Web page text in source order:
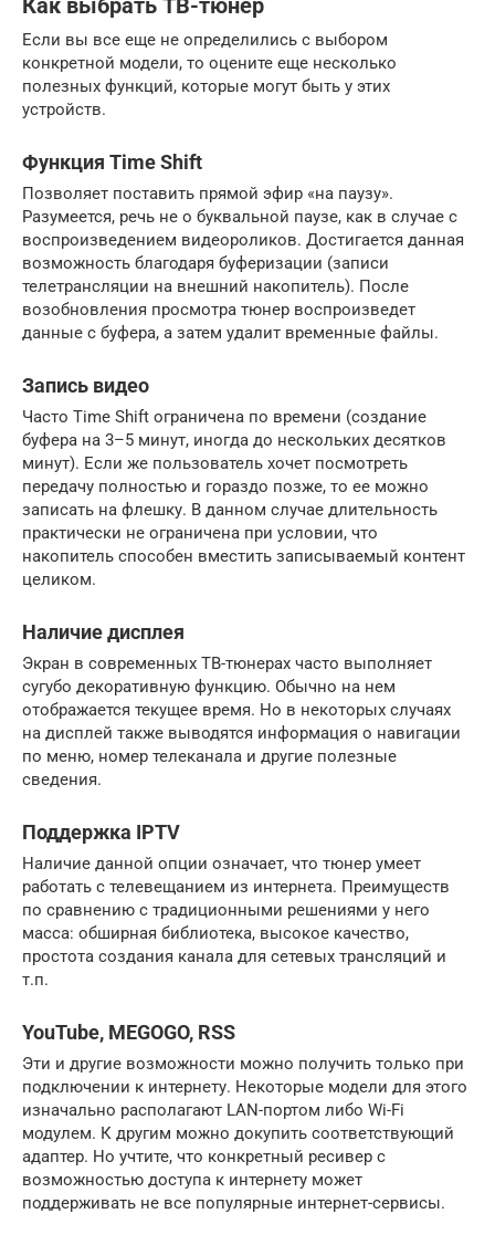
Как выбрать ТВ-тюнер
Если вы все еще не определились с выбором
конкретной модели, то оцените еще несколько
полезных функций, которые могут быть у этих
устройств.
Функция Time Shift
Позволяет поставить прямой эфир «на паузу».
Разумеется, речь не о буквальной паузе, как в случае с
воспроизведением видеороликов. Достигается данная
возможность благодаря буферизации (записи
телетрансляции на внешний накопитель). После
возобновления просмотра тюнер воспроизведет
данные с буфера, а затем удалит временные файлы.
Запись видео
Часто Time Shift ограничена по времени (создание
буфера на 3–5 минут, иногда до нескольких десятков
минут). Если же пользователь хочет посмотреть
передачу полностью и гораздо позже, то ее можно
записать на флешку. В данном случае длительность
практически не ограничена при условии, что
накопитель способен вместить записываемый контент
целиком.
Наличие дисплея
Экран в современных ТВ-тюнерах часто выполняет
сугубо декоративную функцию. Обычно на нем
отображается текущее время. Но в некоторых случаях
на дисплей также выводятся информация о навигации
по меню, номер телеканала и другие полезные
сведения.
Поддержка IPTV
Наличие данной опции означает, что тюнер умеет
работать с телевещанием из интернета. Преимуществ
по сравнению с традиционными решениями у него
масса: обширная библиотека, высокое качество,
простота создания канала для сетевых трансляций и
т.п.
YouTube, MEGOGO, RSS
Эти и другие возможности можно получить только при
подключении к интернету. Некоторые модели для этого
изначально располагают LAN-портом либо Wi-Fi
модулем. К другим можно докупить соответствующий
адаптер. Но учтите, что конкретный ресивер с
возможностью доступа к интернету может
поддерживать не все популярные интернет-сервисы.